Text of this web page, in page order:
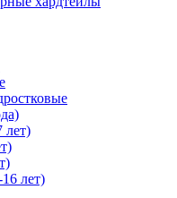
лет)
лет)